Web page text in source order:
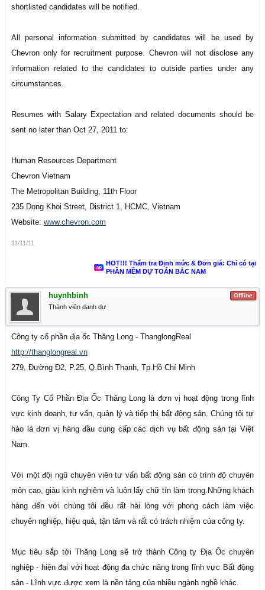
shortlisted candidates will be notified.
All personal information submitted by candidates will be used by
Chevron only for recruitment purpose. Chevron will not disclose any
information related to the candidates to outside parties under any
circumstances.
Resumes with Salary Expectation and related documents should be
sent no later than Oct 27, 2011 to:
Human Resources Department
Chevron Vietnam
The Metropolitan Building, 11th Floor
235 Dong Khoi Street, District 1, HCMC, Vietnam
Website: www.chevron.com
11/11/11
HOT!!! Thẩm tra Định mức & Đơn giá: Chỉ có tại
PHẦN MỀM DỰ TOÁN BẮC NAM
Offline
huynhbinh
Thành viên danh dự
Công ty cổ phần địa ốc Thăng Long - ThanglongReal
http://thanglongreal.vn
279, Đường Đ2, P.25, Q.Bình Thạnh, Tp.Hồ Chí Minh
Công Ty Cổ Phần Địa Ốc Thăng Long là đơn vị hoạt động trong lĩnh
vực kinh doanh, tư vấn, quản lý và tiếp thị bất động sản. Chúng tôi tự
hào là đơn vị hàng đầu cung cấp các dịch vụ bất động sản tại Việt
Nam.
Với một đội ngũ chuyên viên tư vấn bất động sản có trình độ chuyên
môn cao, giàu kinh nghiệm và luôn lấy chữ tín làm trọng.Những khách
hàng đến với chúng tôi đều rất hài lòng với phong cách làm việc
chuyên nghiệp, hiệu quả, tận tâm và rất có trách nhiệm của công ty.
Mục tiêu sắp tới Thăng Long sẽ trở thành Công ty Địa Ốc chuyên
nghiệp - hiện đại với hoạt động đa chức năng trong lĩnh vực Bất động
sản - Lĩnh vực được xem là nền tảng của nhiều ngành nghề khác.